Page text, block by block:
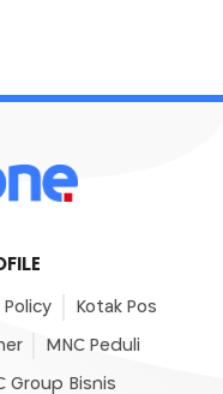
Policy Kotak Pos
MNC Peduli
Group Bisnis